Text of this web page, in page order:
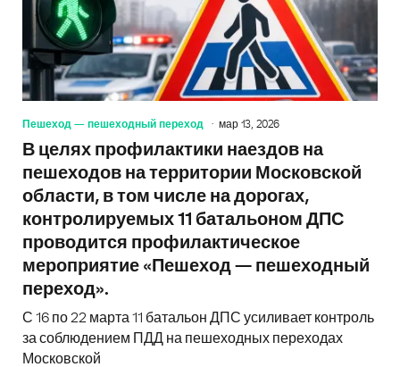
Пешеход — пешеходный переход мар 13, 2026
В целях профилактики наездов на
пешеходов на территории Московской
области, в том числе на дорогах,
контролируемых 11 батальоном ДПС
проводится профилактическое
мероприятие «Пешеход — пешеходный
переход».
С 16 по 22 марта 11 батальон ДПС усиливает контроль
за соблюдением ПДД на пешеходных переходах
Московской